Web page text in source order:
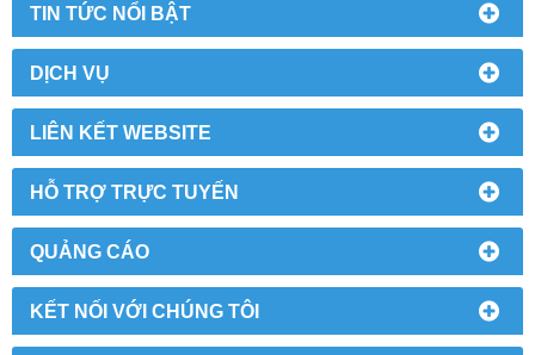
TIN TỨC NỔI BẬT
DỊCH VỤ
LIÊN KẾT WEBSITE
HỖ TRỢ TRỰC TUYẾN
QUẢNG CÁO
KẾT NỐI VỚI CHÚNG TÔI